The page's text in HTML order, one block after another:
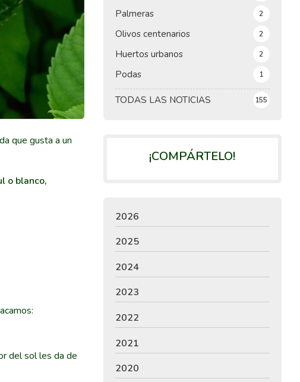
TODAS LAS NOTICIAS 155
Palmeras 2
Olivos centenarios 2
Huertos urbanos 2
Podas 1
que gusta a un
o blanco,
del sol les da de
¡COMPÁRTELO!
2026
2025
2024
2023
2022
2021
2020